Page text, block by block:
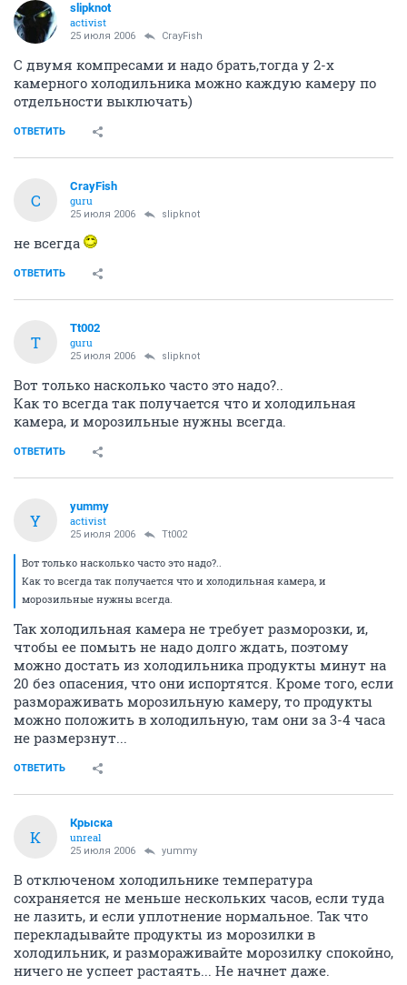
slipknot
activist
25 июля 2006 CrayFish
С двумя компресами и надо брать,тогда у 2-х
камерного холодильника можно каждую камеру по
отдельности выключать)
ОТВЕТИТЬ
C
CrayFish
guru
25 июля 2006 slipknot
не всегда
ОТВЕТИТЬ
T
Tt002
guru
25 июля 2006 slipknot
Вот только насколько часто это надо?..
Как то всегда так получается что и холодильная
камера, и морозильные нужны всегда.
ОТВЕТИТЬ
Y
yummy
activist
25 июля 2006 Tt002
Вот только насколько часто это надо?..
Как то всегда так получается что и холодильная камера, и
морозильные нужны всегда.
Так холодильная камера не требует разморозки, и,
чтобы ее помыть не надо долго ждать, поэтому
можно достать из холодильника продукты минут на
20 без опасения, что они испортятся. Кроме того, если
размораживать морозильную камеру, то продукты
можно положить в холодильную, там они за 3-4 часа
не размерзнут...
ОТВЕТИТЬ
К
Крыска
unreal
25 июля 2006 yummy
В отключеном холодильнике температура
сохраняется не меньше нескольких часов, если туда
не лазить, и если уплотнение нормальное. Так что
перекладывайте продукты из морозилки в
холодильник, и размораживайте морозилку спокойно,
ничего не успеет растаять... Не начнет даже.